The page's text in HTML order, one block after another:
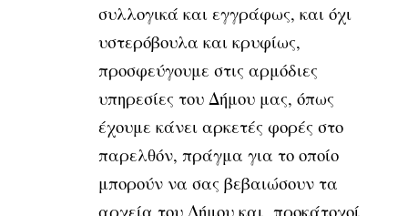
συλλογικά και εγγράφως, και όχι
υστερόβουλα και κρυφίως,
προσφεύγουμε στις αρμόδιες
υπηρεσίες του Δήμου μας, όπως
έχουμε κάνει αρκετές φορές στο
παρελθόν, πράγμα για το οποίο
μπορούν να σας βεβαιώσουν τα
αρχεία του Δήμου και προκάτοχοί